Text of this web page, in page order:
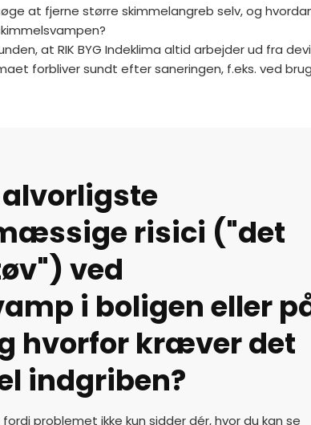
at fjerne større skimmelangreb selv, og
at RIK BYG Indeklima altid arbejder ud fra
forbliver sundt efter saneringen, f.eks. ved
alvorligste
risici ("det
ved
i boligen eller
hvorfor kræver det
indgriben?
problemet ikke kun sidder dér, hvor du kan se